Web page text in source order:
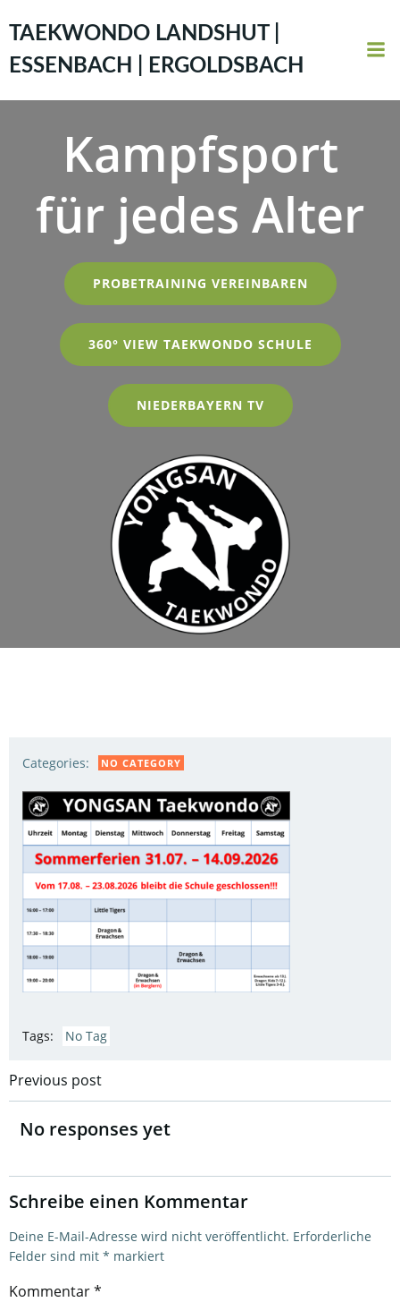
Inhalt
springen
TAEKWONDO LANDSHUT |
ESSENBACH | ERGOLDSBACH
Kampfsport
für jedes Alter
PROBETRAINING VEREINBAREN
360° VIEW TAEKWONDO SCHULE
NIEDERBAYERN TV
Categories: NO CATEGORY
Tags: No Tag
Post
navigation
Previous post
No responses yet
Schreibe einen Kommentar
Deine E-Mail-Adresse wird nicht veröffentlicht. Erforderliche
Felder sind mit * markiert
Kommentar*